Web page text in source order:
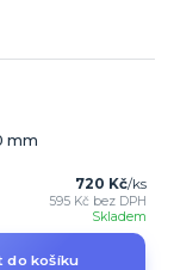
mm
720 Kč/ks
595 Kč bez DPH
Skladem
do košíku